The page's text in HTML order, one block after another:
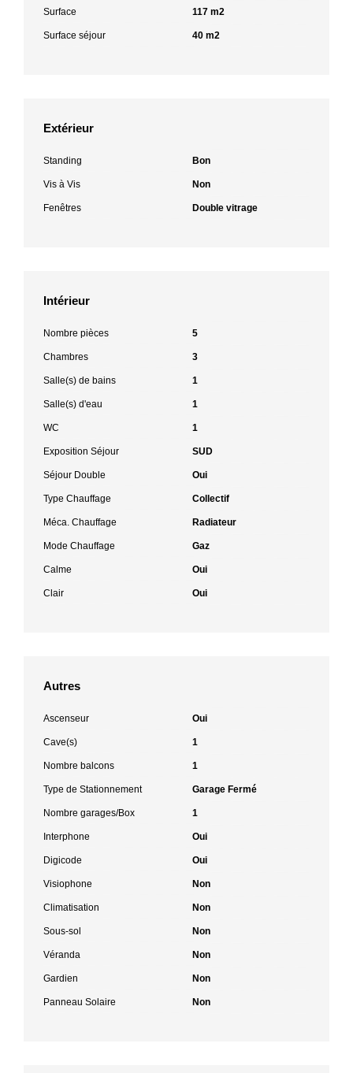
Surface 117 m2
Surface séjour 40 m2
Extérieur
Standing Bon
Vis à Vis Non
Fenêtres Double vitrage
Intérieur
Nombre pièces 5
Chambres 3
Salle(s) de bains 1
Salle(s) d'eau 1
WC 1
Exposition Séjour SUD
Séjour Double Oui
Type Chauffage Collectif
Méca. Chauffage Radiateur
Mode Chauffage Gaz
Calme Oui
Clair Oui
Autres
Ascenseur Oui
Cave(s) 1
Nombre balcons 1
Type de Stationnement Garage Fermé
Nombre garages/Box 1
Interphone Oui
Digicode Oui
Visiophone Non
Climatisation Non
Sous-sol Non
Véranda Non
Gardien Non
Panneau Solaire Non